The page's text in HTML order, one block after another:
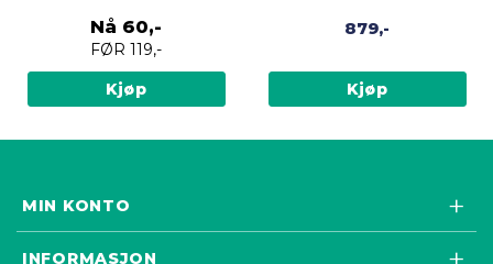
Nå 60,-
FØR 119,-
Kjøp
879,-
Kjøp
MIN KONTO
INFORMASJON